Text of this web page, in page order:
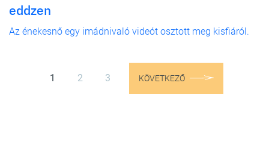
eddzen
Az énekesnő egy imádnivaló videót osztott meg kisfiáról.
1 2 3 KÖVETKEZŐ